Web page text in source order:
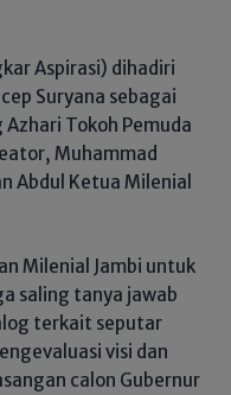
Aspirasi) dihadiri
Suryana sebagai
Tokoh Pemuda
Muhammad
Abdul Ketua Milenial
Milenial Jambi untuk
saling tanya jawab
terkait seputar
visi dan
calon Gubernur